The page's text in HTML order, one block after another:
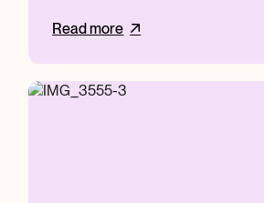
Read more